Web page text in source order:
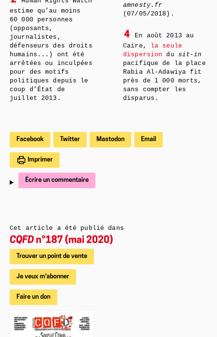
estime qu’au moins
60 000 personnes
(opposants,
journalistes,
défenseurs des droits
humains...) ont été
arrêtées ou inculpées
pour des motifs
politiques depuis le
coup d’État de
juillet 2013.
amnesty.fr
(07/05/2018).
4
En août 2013 au
Caire, la seule
dispersion du sit-in
pacifique de la place
Rabia Al-Adawiya fit
près de 1 000 morts,
sans compter les
disparus.
Facebook Twitter Mastodon Email
Imprimer
Écrire un commentaire
Cet article a été publié dans
CQFD n°187 (mai 2020)
Trouver un point de vente
Je veux m'abonner
Faire un don